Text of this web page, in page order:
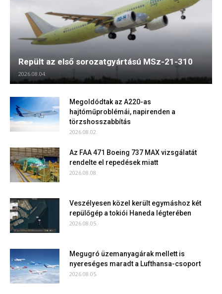
Repült az első sorozatgyártású MSz-21-310
2026.08.04.
Megoldódtak az A220-as
hajtóműproblémái, napirenden a
törzshosszabbítás
2026.08.02.
Az FAA 471 Boeing 737 MAX vizsgálatát
rendelte el repedések miatt
2026.08.08.
Veszélyesen közel került egymáshoz két
repülőgép a tokiói Haneda légterében
2026.08.05.
Megugró üzemanyagárak mellett is
nyereséges maradt a Lufthansa-csoport
2026.08.05.